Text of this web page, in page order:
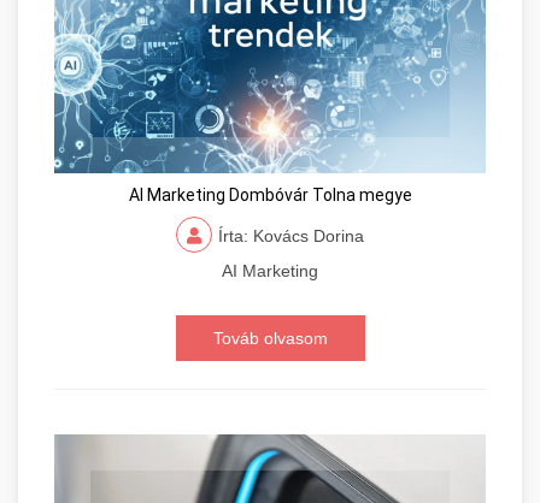
AI Marketing Dombóvár Tolna megye
Írta: Kovács Dorina
AI Marketing
Továb olvasom